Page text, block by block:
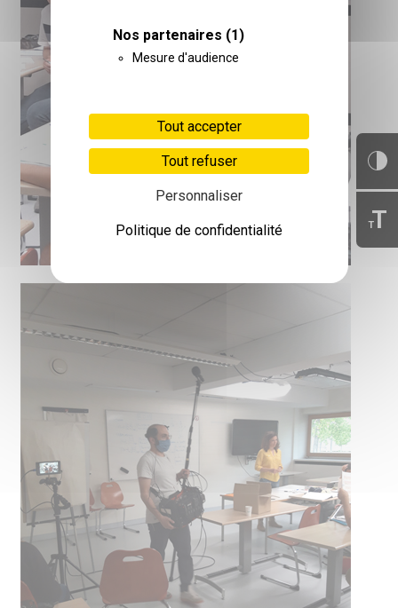
Nos partenaires (1)
Mesure d'audience
Tout accepter
Tout refuser
Personnaliser
Politique de confidentialité TT